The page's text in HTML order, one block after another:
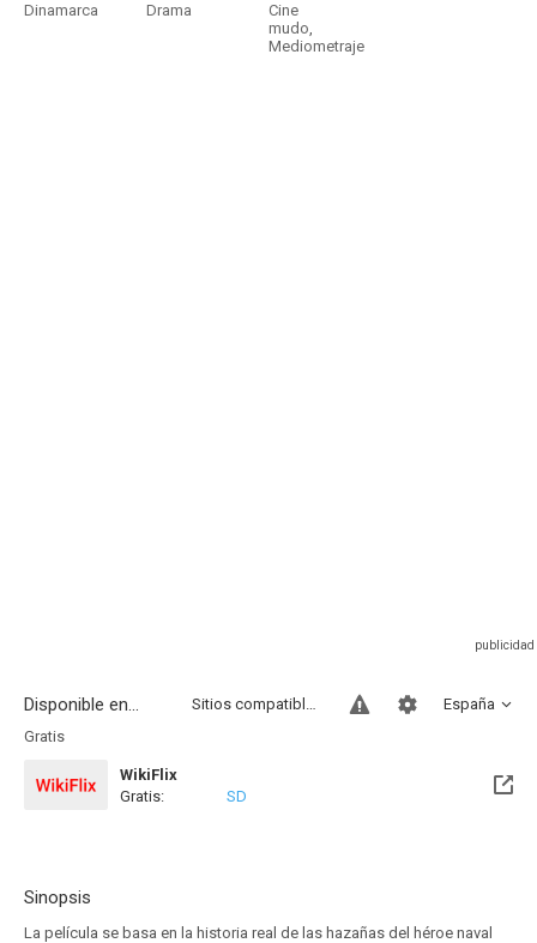
Dinamarca Drama
Cine
mudo,
Mediometraje
Disponible en... España
Sitios compatibles
Gratis
WikiFlix
Gratis:
SD
Sinopsis
La película se basa en la historia real de las hazañas del héroe naval